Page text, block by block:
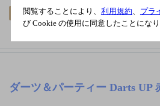
飲み放題
ダーツ＆パーティー Darts UP
閲覧することにより、 利用規約 プラ
び Cookie の使用に同意したことになり